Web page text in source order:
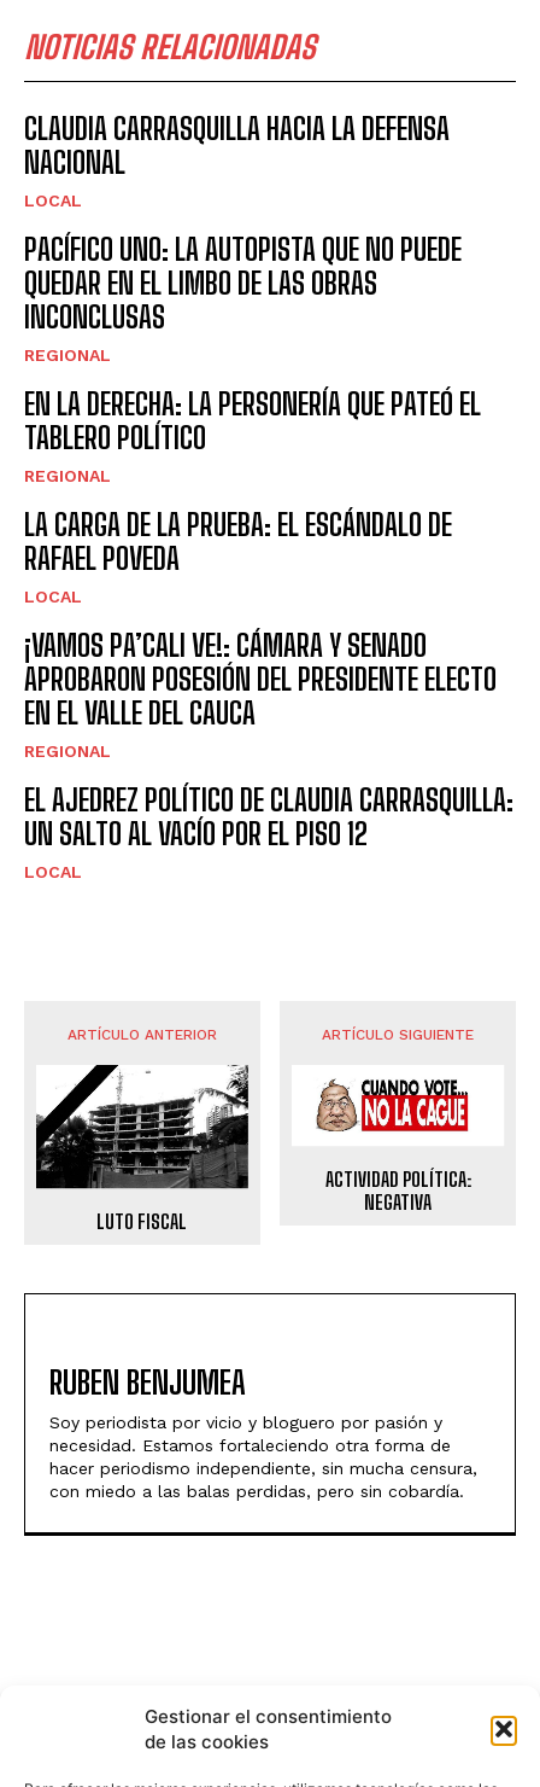
Gestionar el consentimiento
de las cookies
NOTICIAS RELACIONADAS
CLAUDIA CARRASQUILLA HACIA LA DEFENSA
NACIONAL
LOCAL
PACÍFICO UNO: LA AUTOPISTA QUE NO PUEDE
QUEDAR EN EL LIMBO DE LAS OBRAS
INCONCLUSAS
REGIONAL
EN LA DERECHA: LA PERSONERÍA QUE PATEÓ EL
TABLERO POLÍTICO
REGIONAL
LA CARGA DE LA PRUEBA: EL ESCÁNDALO DE
RAFAEL POVEDA
LOCAL
¡VAMOS PA’CALI VE!: CÁMARA Y SENADO
APROBARON POSESIÓN DEL PRESIDENTE ELECTO
EN EL VALLE DEL CAUCA
REGIONAL
EL AJEDREZ POLÍTICO DE CLAUDIA CARRASQUILLA:
UN SALTO AL VACÍO POR EL PISO 12
LOCAL
ARTÍCULO ANTERIOR
LUTO FISCAL
ARTÍCULO SIGUIENTE
ACTIVIDAD POLÍTICA:
NEGATIVA
RUBEN BENJUMEA
Soy periodista por vicio y bloguero por pasión y
necesidad. Estamos fortaleciendo otra forma de
hacer periodismo independiente, sin mucha censura,
con miedo a las balas perdidas, pero sin cobardía.